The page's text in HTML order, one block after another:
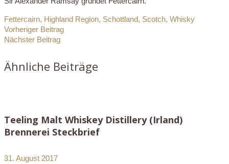
Fettercairn, Highland Region, Schottland, Scotch, Whisky
Vorheriger Beitrag
Nächster Beitrag
Ähnliche Beiträge
Teeling Malt Whiskey Distillery (Irland)
Brennerei Steckbrief
31. August 2017